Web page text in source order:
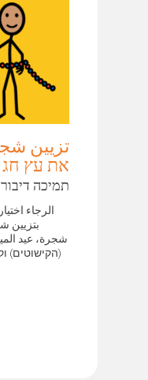
تزيين
את עץ חג
תמיכה דיבור
الرجاء
بتزيين
شجرة، عيد
(הקישוטים)